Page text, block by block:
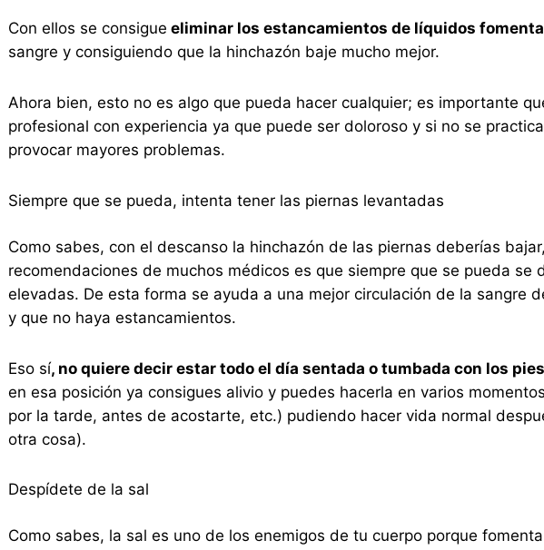
Con ellos se consigue eliminar los estancamientos de líquidos
sangre y consiguiendo que la hinchazón baje mucho mejor.
Ahora bien, esto no es algo que pueda hacer cualquier; es importante
profesional con experiencia ya que puede ser doloroso y si no se
provocar mayores problemas.
Siempre que se pueda, intenta tener las piernas levantadas
Como sabes, con el descanso la hinchazón de las piernas deberías
recomendaciones de muchos médicos es que siempre que se pueda se
elevadas. De esta forma se ayuda a una mejor circulación de la sangre
y que no haya estancamientos.
Eso sí, no quiere decir estar todo el día sentada o tumbada con los
en esa posición ya consigues alivio y puedes hacerla en varios
por la tarde, antes de acostarte, etc.) pudiendo hacer vida normal
otra cosa).
Despídete de la sal
Como sabes, la sal es uno de los enemigos de tu cuerpo porque